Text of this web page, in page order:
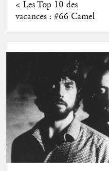
< Les Top 10 des
vacances : #66 Camel